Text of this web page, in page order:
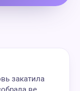
закатила